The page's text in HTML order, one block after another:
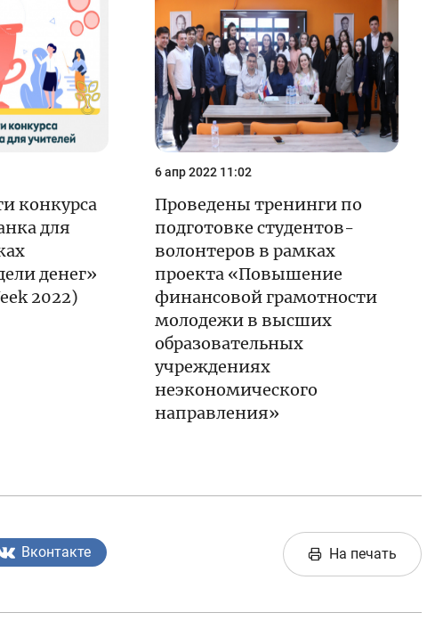
конкурса
для
денег»
2022)
6 апр 2022 11:02
Проведены тренинги по
подготовке студентов-
волонтеров в рамках
проекта «Повышение
финансовой грамотности
молодежи в высших
образовательных
учреждениях
неэкономического
направления»
Вконтакте На печать